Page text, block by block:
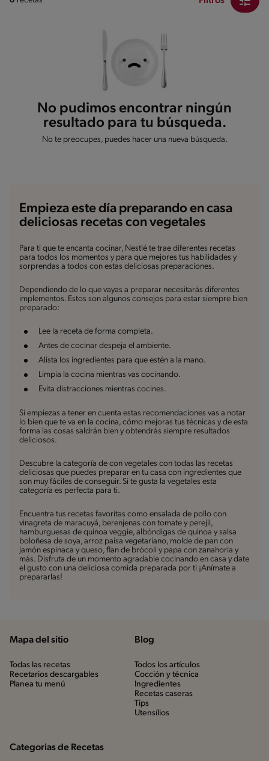
No pudimos encontrar ningún
resultado para tu búsqueda.
No te preocupes, puedes hacer una nueva búsqueda.
Empieza este día preparando en casa
deliciosas recetas con vegetales
Para ti que te encanta cocinar, Nestlé te trae diferentes recetas
para todos los momentos y para que mejores tus habilidades y
sorprendas a todos con estas deliciosas preparaciones.
Dependiendo de lo que vayas a preparar necesitarás diferentes
implementos. Estos son algunos consejos para estar siempre bien
preparado:
Lee la receta de forma completa.
Antes de cocinar despeja el ambiente.
Alista los ingredientes para que estén a la mano.
Limpia la cocina mientras vas cocinando.
Evita distracciones mientras cocines.
Si empiezas a tener en cuenta estas recomendaciones vas a notar
lo bien que te va en la cocina, cómo mejoras tus técnicas y de esta
forma las cosas saldrán bien y obtendrás siempre resultados
deliciosos.
Descubre la categoría de con vegetales con todas las recetas
deliciosas que puedes preparar en tu casa con ingredientes que
son muy fáciles de conseguir. Si te gusta la vegetales esta
categoría es perfecta para ti.
Encuentra tus recetas favoritas como ensalada de pollo con
vinagreta de maracuyá, berenjenas con tomate y perejil,
hamburguesas de quinoa veggie, albóndigas de quinoa y salsa
boloñesa de soya, arroz paisa vegetariano, molde de pan con
jamón espinaca y queso, flan de brócoli y papa con zanahoria y
más. Disfruta de un momento agradable cocinando en casa y date
el gusto con una deliciosa comida preparada por ti ¡Anímate a
prepararlas!
Mapa del sitio
Todas las recetas
Recetarios descargables
Planea tu menú
Blog
Todos los artículos
Cocción y técnica
Ingredientes
Recetas caseras
Tips
Utensílios
Categorias de Recetas